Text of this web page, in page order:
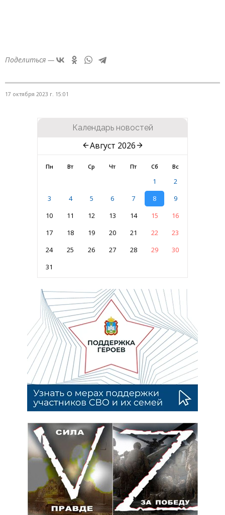
Поделиться —
17 октября 2023 г. 15:01
Календарь новостей
Август 2026
Пн Вт Ср Чт Пт Сб Вс
1
2
3
4 5 6 7 8
9
10
11 12 13 14 15
16
17
18 19 20 21 22
23
24
25 26 27 28 29
30
31